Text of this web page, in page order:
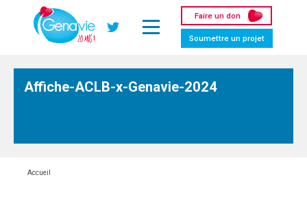
Twitter
Faire un don
Soumettre un projet
Affiche-ACLB-x-Genavie-2024
Accueil
Panneau de gestion des cookies